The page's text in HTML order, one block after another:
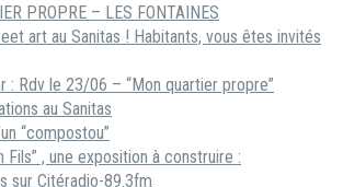
PROPRE – LES FONTAINES
art au Sanitas ! Habitants, vous êtes invités
: Rdv le 23/06 – “Mon quartier propre”
au Sanitas
“compostou”
Fils” , une exposition à construire :
sur Citéradio-89.3fm